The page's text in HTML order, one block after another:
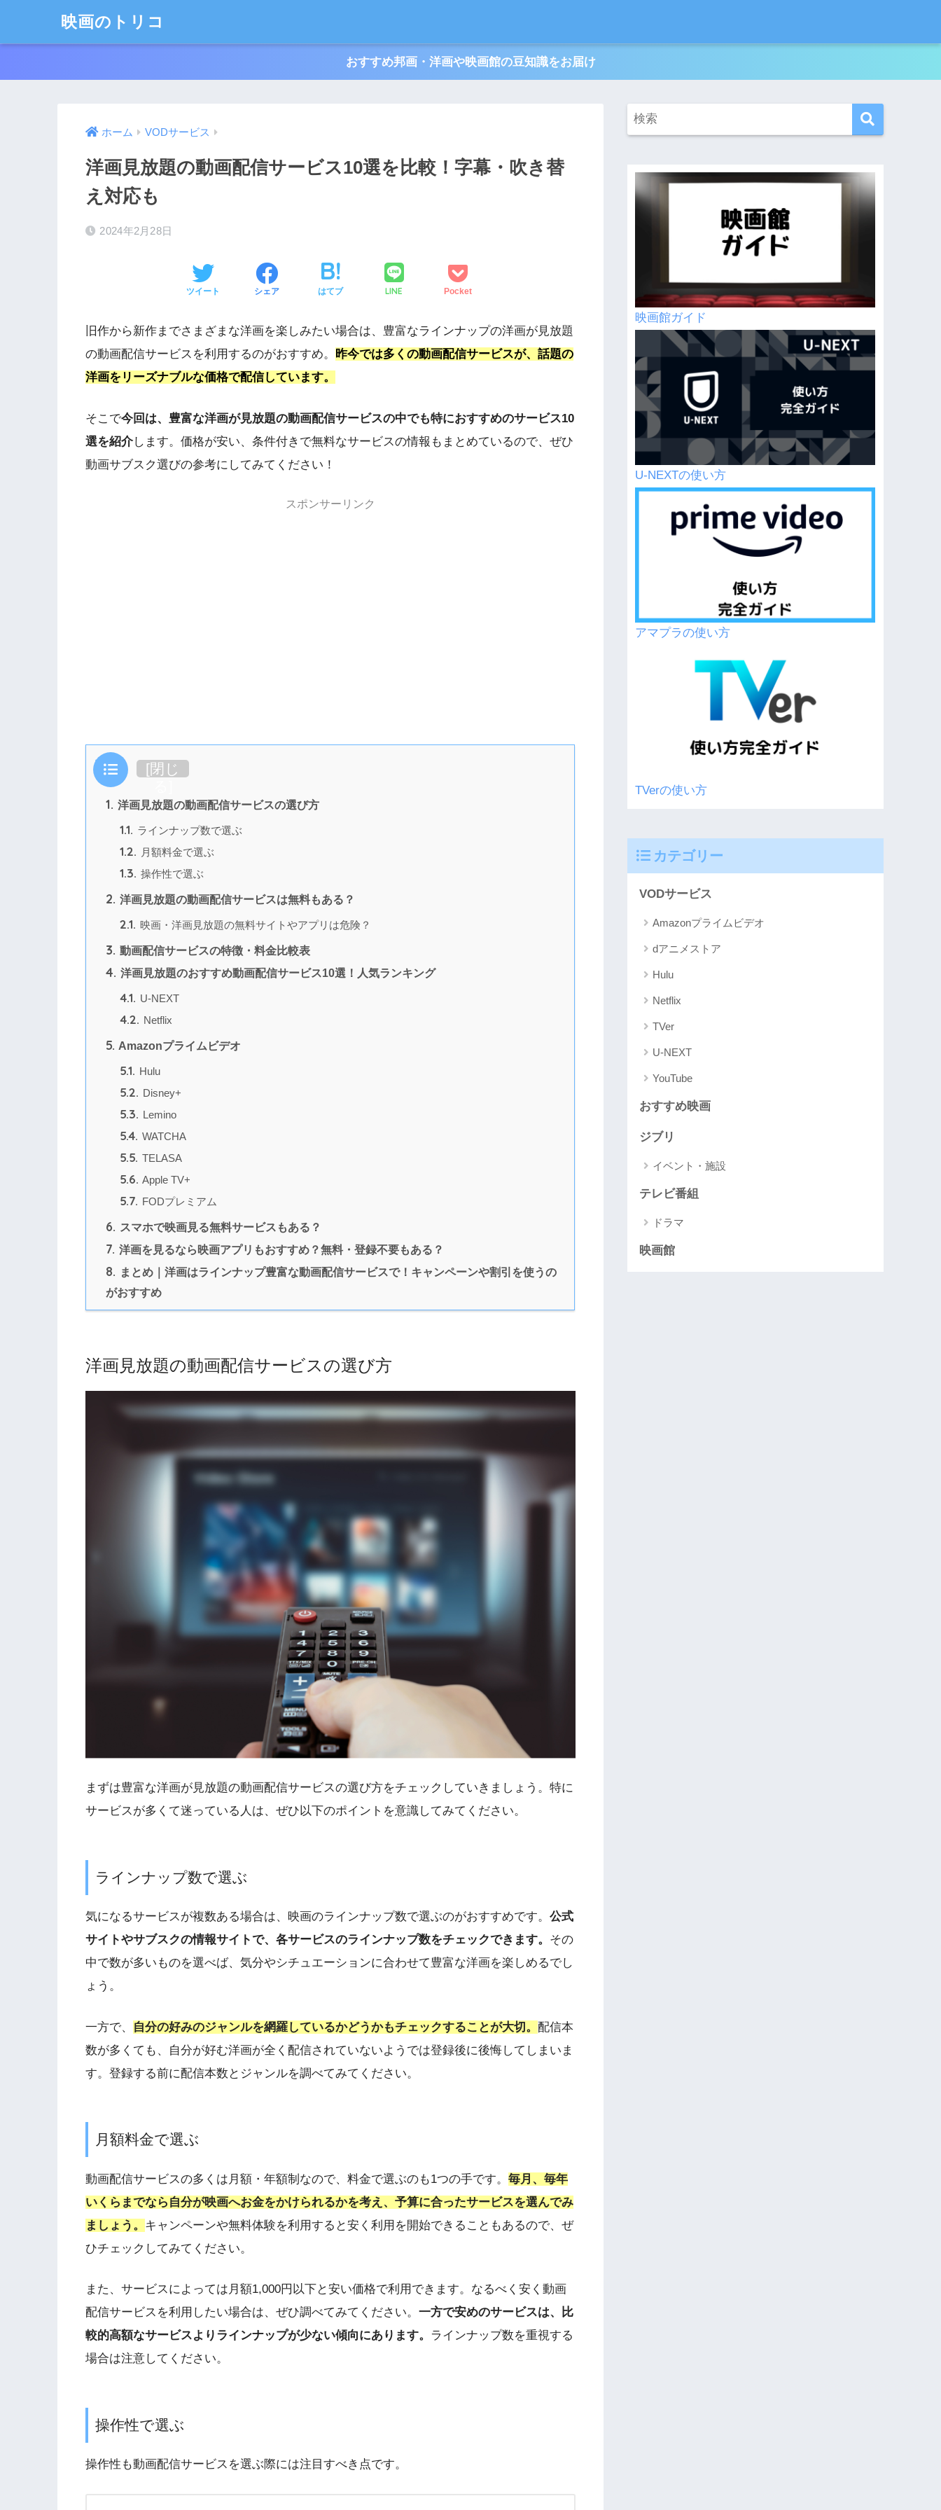
映画のトリコ
おすすめ邦画・洋画や映画館の豆知識をお届け
ホーム VODサービス
洋画見放題の動画配信サービス10選を比較！字幕・吹き替
え対応も
2024年2月28日
ツイート シェア はてブ LINE Pocket
旧作から新作までさまざまな洋画を楽しみたい場合は、豊富なラインナップの洋画が見放題
の動画配信サービスを利用するのがおすすめ。 昨今では多くの動画配信サービスが、話題の
洋画をリーズナブルな価格で配信しています。
そこで今回は、豊富な洋画が見放題の動画配信サービスの中でも特におすすめのサービス10
選を紹介します。価格が安い、条件付きで無料なサービスの情報もまとめているので、ぜひ
動画サブスク選びの参考にしてみてください！
スポンサーリンク
目次 [閉じ
1. 洋画見放題の動画配信サービスの選び方
1.1. ラインナップ数で選ぶ
1.2. 月額料金で選ぶ
1.3. 操作性で選ぶ
2. 洋画見放題の動画配信サービスは無料もある？
2.1. 映画・洋画見放題の無料サイトやアプリは危険？
3. 動画配信サービスの特徴・料金比較表
4. 洋画見放題のおすすめ動画配信サービス10選！人気ランキング
4.1. U-NEXT
4.2. Netflix
5. Amazonプライムビデオ
5.1. Hulu
5.2. Disney+
5.3. Lemino
5.4. WATCHA
5.5. TELASA
5.6. Apple TV+
5.7. FODプレミアム
6. スマホで映画見る無料サービスもある？
7. 洋画を見るなら映画アプリもおすすめ？無料・登録不要もある？
8. まとめ｜洋画はラインナップ豊富な動画配信サービスで！キャンペーンや割引を使うの
がおすすめ
洋画見放題の動画配信サービスの選び方
まずは豊富な洋画が見放題の動画配信サービスの選び方をチェックしていきましょう。特に
サービスが多くて迷っている人は、ぜひ以下のポイントを意識してみてください。
ラインナップ数で選ぶ
気になるサービスが複数ある場合は、映画のラインナップ数で選ぶのがおすすめです。 公式
サイトやサブスクの情報サイトで、各サービスのラインナップ数をチェックできます。 その
中で数が多いものを選べば、気分やシチュエーションに合わせて豊富な洋画を楽しめるでし
ょう。
一方で、 自分の好みのジャンルを網羅しているかどうかもチェックすることが大切。 配信本
数が多くても、自分が好む洋画が全く配信されていないようでは登録後に後悔してしまいま
す。登録する前に配信本数とジャンルを調べてみてください。
月額料金で選ぶ
動画配信サービスの多くは月額・年額制なので、料金で選ぶのも1つの手です。 毎月、毎年
いくらまでなら自分が映画へお金をかけられるかを考え、予算に合ったサービスを選んでみ
ましょう。 キャンペーンや無料体験を利用すると安く利用を開始できることもあるので、ぜ
ひチェックしてみてください。
また、サービスによっては月額1,000円以下と安い価格で利用できます。なるべく安く動画
配信サービスを利用したい場合は、ぜひ調べてみてください。 一方で安めのサービスは、比
較的高額なサービスよりラインナップが少ない傾向にあります。 ラインナップ数を重視する
場合は注意してください。
操作性で選ぶ
操作性も動画配信サービスを選ぶ際には注目すべき点です。
映画館ガイド
U-NEXTの使い方
アマプラの使い方
TVerの使い方
カテゴリー
VODサービス
Amazonプライムビデオ
dアニメストア
Hulu
Netflix
TVer
U-NEXT
YouTube
おすすめ映画
ジブリ
イベント・施設
テレビ番組
ドラマ
映画館